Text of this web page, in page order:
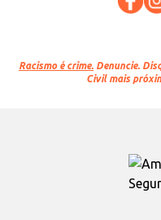
Racismo é crime. Denuncie.
Civil mais